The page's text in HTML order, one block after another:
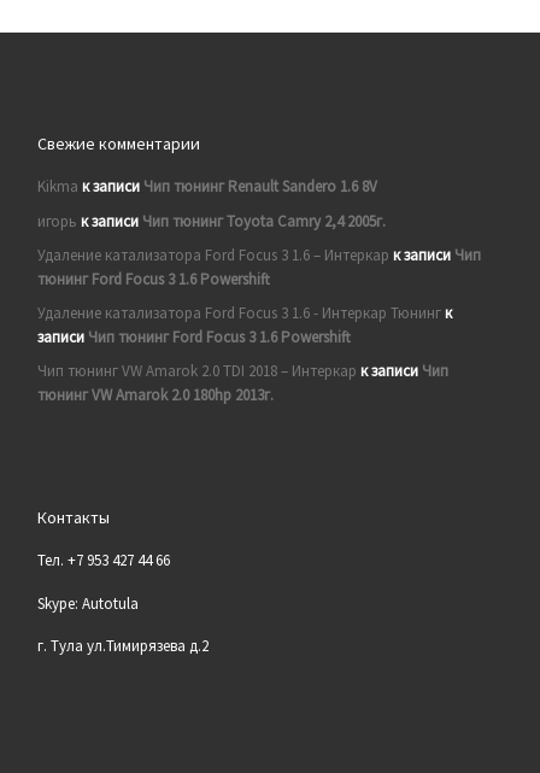
Свежие комментарии
Kikma к записи Чип тюнинг Renault Sandero 1.6 8V
игорь к записи Чип тюнинг Toyota Camry 2,4 2005г.
Удаление катализатора Ford Focus 3 1.6 – Интеркар к записи Чип
тюнинг Ford Focus 3 1.6 Powershift
Удаление катализатора Ford Focus 3 1.6 - Интеркар Тюнингк
записи Чип тюнинг Ford Focus 3 1.6 Powershift
Чип тюнинг VW Amarok 2.0 TDI 2018 – Интеркар к записи Чип
тюнинг VW Amarok 2.0 180hp 2013г.
Контакты
Тел. +7 953 427 44 66
Skype: Autotula
г. Тула ул.Тимирязева д.2